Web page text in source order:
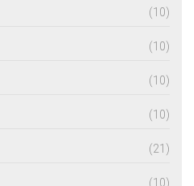
(10)
(10)
(10)
(10)
(21)
(10)